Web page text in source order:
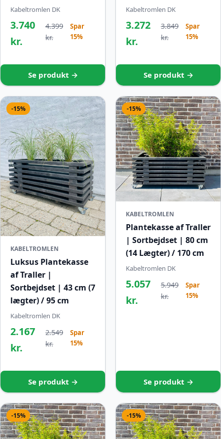
Kabeltromlen DK
3.740
kr.
4.399
kr.
Spar
15%
Se produkt →
Kabeltromlen DK
3.272
kr.
3.849
kr.
Spar
15%
Se produkt →
-15%
KABELTROMLEN
Luksus Plantekasse
af Traller |
Sortbejdset | 43 cm (7
lægter) / 95 cm
Kabeltromlen DK
2.167
kr.
2.549
kr.
Spar
15%
Se produkt →
-15%
KABELTROMLEN
Plantekasse af Traller
| Sortbejdset | 80 cm
(14 Lægter) / 170 cm
Kabeltromlen DK
5.057
kr.
5.949
kr.
Spar
15%
Se produkt →
-15% -15%